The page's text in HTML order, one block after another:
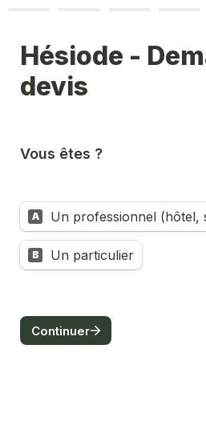
Hésiode -
devis
Vous êtes ?
Untitled multiple choice field
A Un professionnel (hôtel,
B Un particulier
Continuer